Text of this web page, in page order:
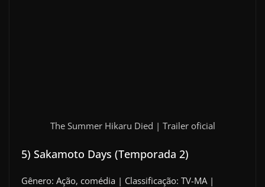
The Summer Hikaru Died | Trailer oficial
5) Sakamoto Days (Temporada 2)
Gênero: Ação, comédia | Classificação: TV-MA |